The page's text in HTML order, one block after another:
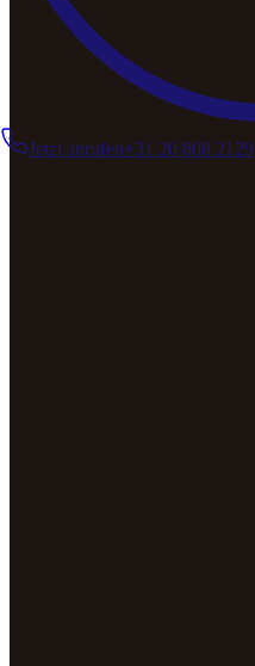
Jetzt anrufen+31 20 808 2129